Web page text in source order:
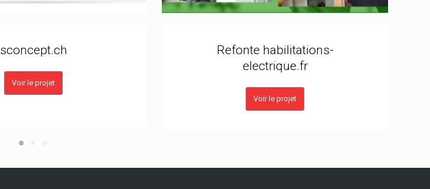
sconcept.ch
Voir le projet
Refonte habilitations-
electrique.fr
Voir le projet